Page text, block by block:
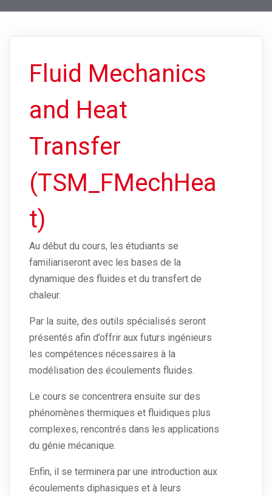
Fluid Mechanics
and Heat
Transfer
(TSM_FMechHea
t)
Au début du cours, les étudiants se
familiariseront avec les bases de la
dynamique des fluides et du transfert de
chaleur.
Par la suite, des outils spécialisés seront
présentés afin d’offrir aux futurs ingénieurs
les compétences nécessaires à la
modélisation des écoulements fluides.
Le cours se concentrera ensuite sur des
phénomènes thermiques et fluidiques plus
complexes, rencontrés dans les applications
du génie mécanique.
Enfin, il se terminera par une introduction aux
écoulements diphasiques et à leurs